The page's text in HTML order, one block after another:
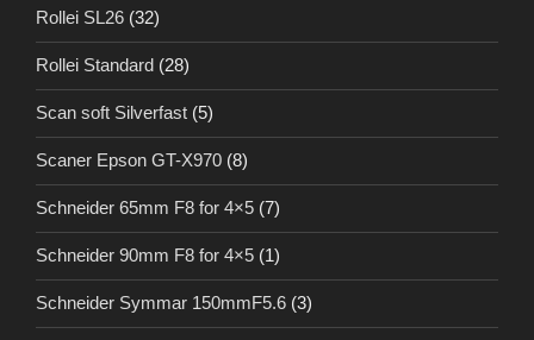
Rollei SL26 (32)
Rollei Standard (28)
Scan soft Silverfast (5)
Scaner Epson GT-X970 (8)
Schneider 65mm F8 for 4×5 (7)
Schneider 90mm F8 for 4×5 (1)
Schneider Symmar 150mmF5.6 (3)